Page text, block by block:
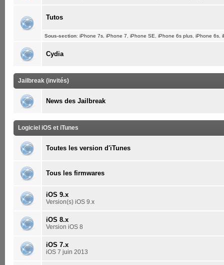
Tutos
Sous-section: iPhone 7s iPhone 7 iPhone SE iPhone 6s plus iPhone 6s
Cydia
Jailbreak (invités)
News des Jailbreak
Logiciel iOS et iTunes
Toutes les version d'iTunes
Tous les firmwares
iOS 9.x
Version(s) iOS 9.x
iOS 8.x
Version iOS 8
iOS 7.x
iOS 7 juin 2013